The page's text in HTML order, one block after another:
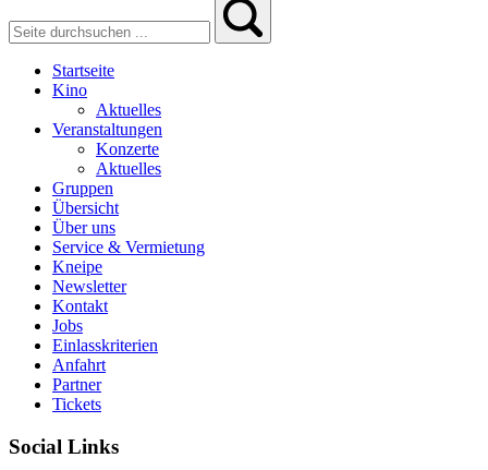
Startseite
Kino
Aktuelles
Veranstaltungen
Konzerte
Aktuelles
Gruppen
Übersicht
Über uns
Service & Vermietung
Kneipe
Newsletter
Kontakt
Jobs
Einlasskriterien
Anfahrt
Partner
Tickets
Social Links